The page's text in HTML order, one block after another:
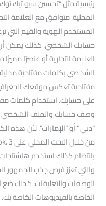
رئيسية مثل “تحسين سيو تيك
المحلية. متوافق مع العلامة
المستخدم الهوية والقيم التي
حسابك الشخصي. كذلك يمكن أن
الشخصي بكلمات مفتاحية محلية
مفتاحية تعكس موقعك
على حسابك. استخدام كلمات
وصف حسابك والملف الشخصي
“دبي” أو “الإمارات”. لأن
بانتظام كذلك استخدم
والتي تعزز فرص جذب الجمهور
الوصفات والتعليقات: كذلك ضع
الخاصة بالفيديوهات الخاصة